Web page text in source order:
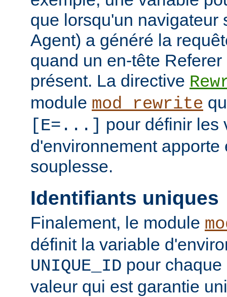
que lorsqu'un navigateur
Agent) a généré la
quand un en-tête
présent. La directive
module mod_rewrite
[E=...] pour définir les
d'environnement apporte
souplesse.
Identifiants uniques
Finalement, le module
définit la variable
UNIQUE_ID pour
valeur qui est garantie